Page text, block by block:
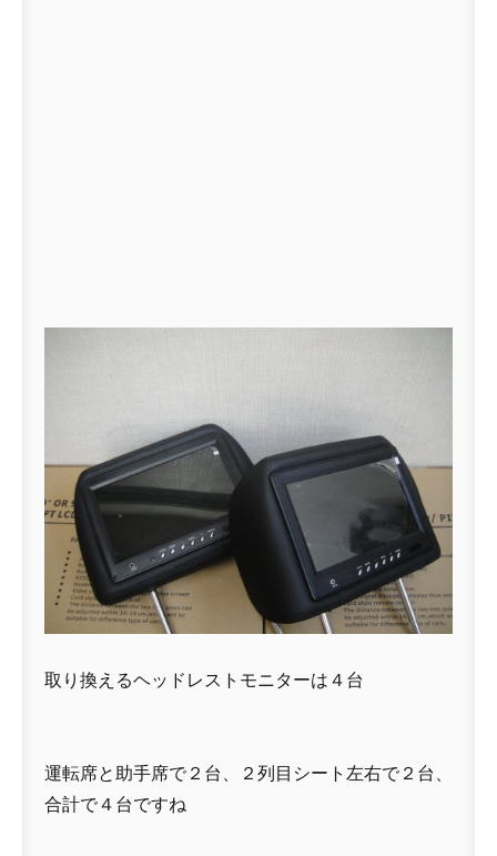
取り換えるヘッドレストモニターは４台
運転席と助手席で２台、２列目シート左右で２台、
合計で４台ですね